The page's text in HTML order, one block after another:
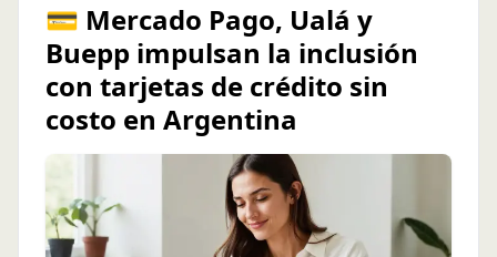
💳 Mercado Pago, Ualá y
Buepp impulsan la inclusión
con tarjetas de crédito sin
costo en Argentina